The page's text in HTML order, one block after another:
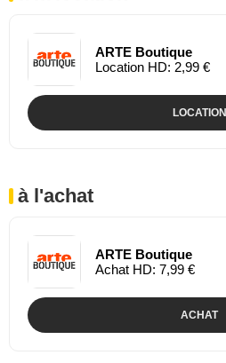
ARTE Boutique
Location HD: 2,99 €
LOCATION
à l'achat
ARTE Boutique
Achat HD: 7,99 €
ACHAT